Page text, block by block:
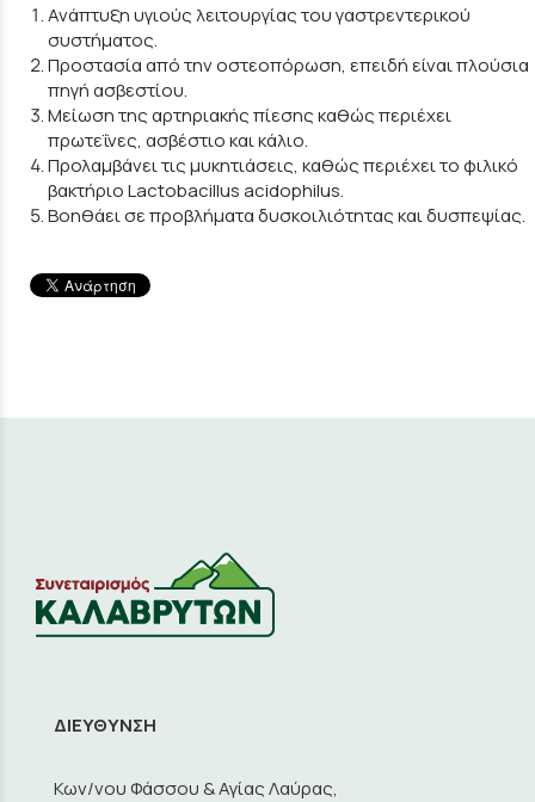
Ανάπτυξη υγιούς λειτουργίας του γαστρεντερικού
συστήματος.
Προστασία από την οστεοπόρωση, επειδή είναι πλούσια
πηγή ασβεστίου.
Μείωση της αρτηριακής πίεσης καθώς περιέχει
πρωτεΐνες, ασβέστιο και κάλιο.
Προλαμβάνει τις μυκητιάσεις, καθώς περιέχει το φιλικό
βακτήριο Lactobacillus acidophilus.
Βοηθάει σε προβλήματα δυσκοιλιότητας και δυσπεψίας.
ΔΙΕΥΘΥΝΣΗ
Κων/νου Φάσσου & Αγίας Λαύρας,